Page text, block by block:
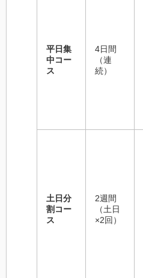
平日集
中コー
ス
4日間
（連
続）
土日分
割コー
ス
2週間
（土日
×2回）